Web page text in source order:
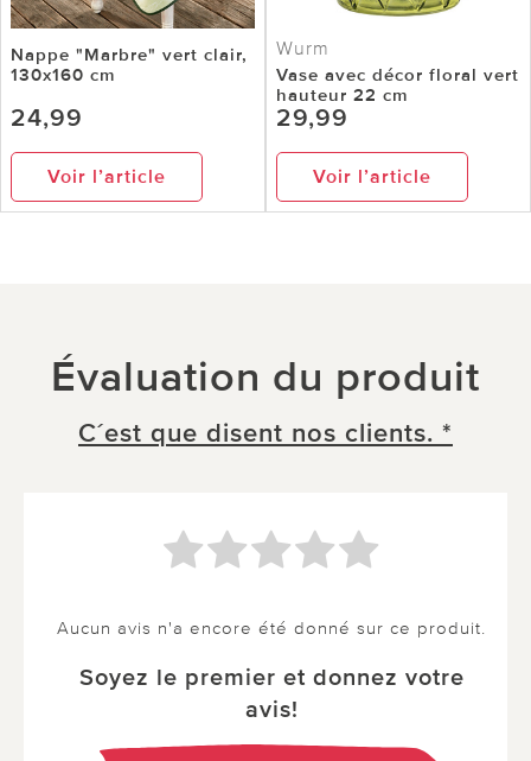
Nappe "Marbre" vert clair,
130x160 cm
24,99
Voir l’article
Wurm
Vase avec décor floral vert
hauteur 22 cm
29,99
Voir l’article
Évaluation du produit
C´est que disent nos clients. *
Aucun avis n'a encore été donné sur ce produit.
Soyez le premier et donnez votre
avis!